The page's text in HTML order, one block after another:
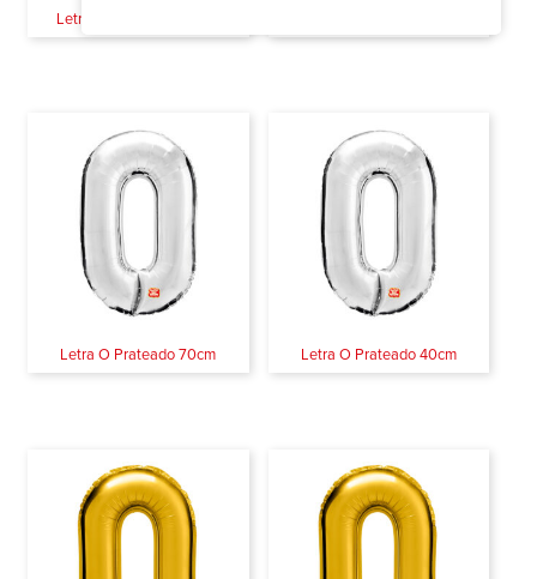
Letra O Rose Gold 70cm
Letra O Prateado 70cm Letra O Prateado 40cm